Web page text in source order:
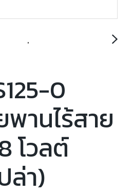
0
พานไร้สาย
โวลต์
ล่า)